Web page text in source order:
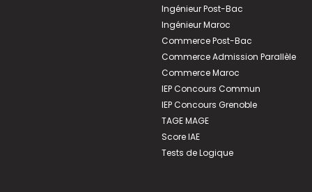
Ingénieur Post-Bac
Ingénieur Maroc
Commerce Post-Bac
Commerce Admission Parallèle
Commerce Maroc
IEP Concours Commun
IEP Concours Grenoble
TAGE MAGE
Score IAE
Tests de Logique